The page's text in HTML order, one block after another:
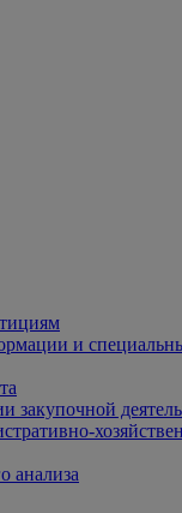
и
закупочной
анализа